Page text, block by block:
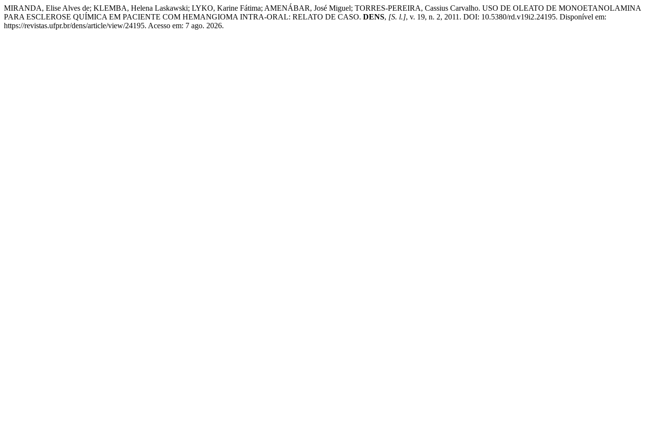
MIRANDA, Elise Alves de; KLEMBA, Helena Laskawski; LYKO, Karine Fátima; AMENÁBAR, José Miguel; TORRES-PEREIRA, Cassius Carvalho. USO DE OLEATO DE MONOETANOLAMINA
PARA ESCLEROSE QUÍMICA EM PACIENTE COM HEMANGIOMA INTRA-ORAL: RELATO DE CASO. DENS, [S. l.], v. 19, n. 2, 2011. DOI: 10.5380/rd.v19i2.24195. Disponível em:
https://revistas.ufpr.br/dens/article/view/24195. Acesso em: 7 ago. 2026.